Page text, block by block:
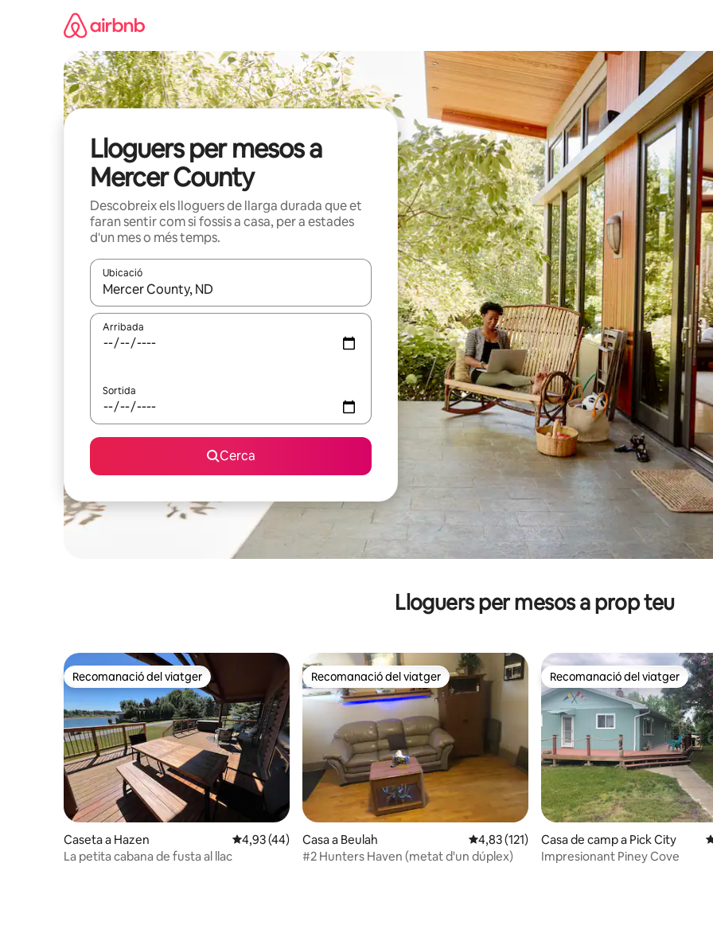
Lloguers per mesos a
Mercer County
Descobreix els lloguers de llarga durada que et
faran sentir com si fossis a casa, per a estades
d'un mes o més temps.
Ubicació
Quan els resultats estiguin disponibles, podràs navegar-hi a través de les tecles de les fletxes (amunt i avall), o bé fent
Arribada
Sortida
Cerca
Lloguers per mesos a prop teu
Recomanació del viatger
Recomanació del viatger
Caseta a Hazen 4,93 de puntuació mitjana d'un total de 5; 44 avaluacions
4,93 (44)
La petita cabana de fusta al llac
Recomanació del viatger
Recomanació del viatger
Casa a Beulah 4,83 de puntuació mitjana d'un total de 5; 121
4,83 (121)
#2 Hunters Haven (metat d'un dúplex)
Recomanació del viatger
Recomanació del viatger
Casa de camp a Pick City
Impresionant Piney Cove